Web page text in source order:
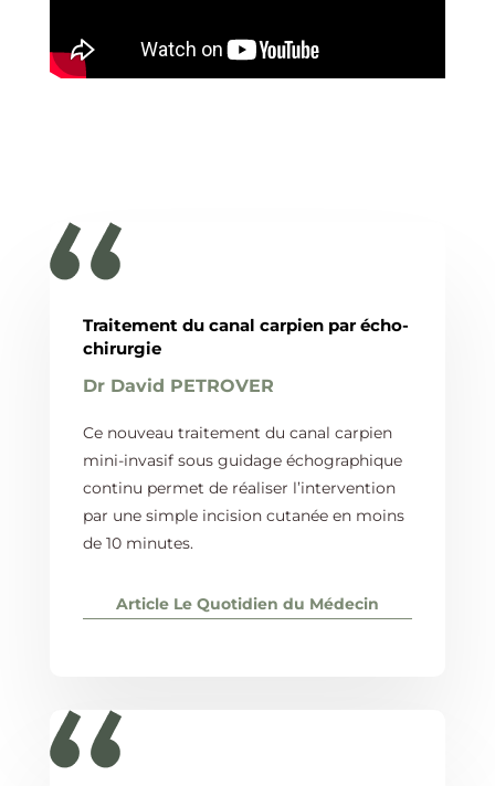
Traitement du canal carpien par écho-
chirurgie
Dr David PETROVER
Ce nouveau traitement du canal carpien
mini-invasif sous guidage échographique
continu permet de réaliser l’intervention
par une simple incision cutanée en moins
de 10 minutes.
Article Le Quotidien du Médecin